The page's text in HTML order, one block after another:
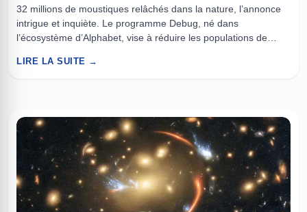
32 millions de moustiques relâchés dans la nature, l’annonce
intrigue et inquiète. Le programme Debug, né dans
l’écosystème d’Alphabet, vise à réduire les populations de
dengue ou le Zika en Californie et en Floride. L’idée repose sur
LIRE LA SUITE →